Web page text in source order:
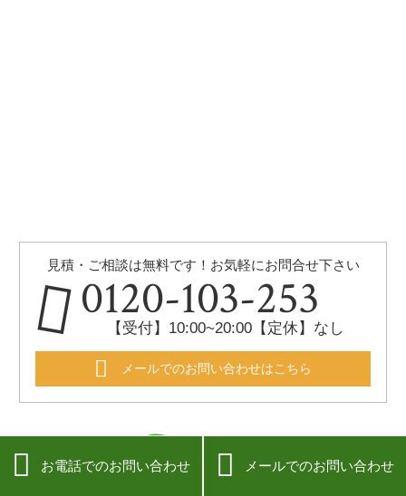
見積・ご相談は無料です！お気軽にお問合せ下さい
0120-103-253
【受付】10:00~20:00【定休】なし
メールでのお問い合わせはこちら
 お電話でのお問い合わせ  メールでのお問い合わせ